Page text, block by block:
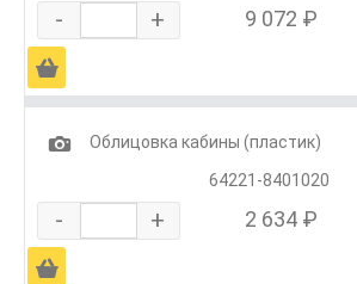
- + 9 072 ₽
Ä
1
Облицовка кабины (пластик)
64221-8401020
- + 2 634 ₽
Ä